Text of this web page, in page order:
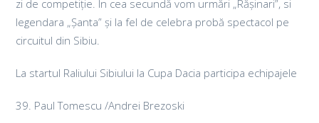
zi de competiție. În cea secundă vom urmări „Rășinari”, si
legendara „Șanta” și la fel de celebra probă spectacol pe
circuitul din Sibiu.
La startul Raliului Sibiului la Cupa Dacia participa echipajele
39. Paul Tomescu /Andrei Brezoski